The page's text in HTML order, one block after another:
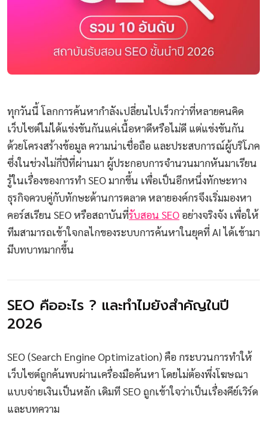
ทุกวันนี้ โลกการค้นหากำลังเปลี่ยนไปเร็วกว่าที่หลายคนคิด
เว็บไซต์ไม่ได้แข่งขันกันแค่เนื้อหาดีหรือไม่ดี แต่แข่งขันกัน
ด้วยโครงสร้างข้อมูล ความน่าเชื่อถือ และประสบการณ์ผู้บริโภค
ซึ่งในช่วงไม่กี่ปีที่ผ่านมา ผู้ประกอบการจำนวนมากหันมาเรียน
รู้ในเรื่องของการทำ SEO มากขึ้น เพื่อเป็นอีกหนึ่งทักษะทาง
ธุรกิจควบคู่กับทักษะด้านการตลาด หลายองค์กรจึงเริ่มมองหา
คอร์สเรียน SEO หรือสถาบันที่รับสอน SEOอย่างจริงจัง เพื่อให้
ทีมสามารถเข้าใจกลไกของระบบการค้นหาในยุคที่ AI ได้เข้ามา
มีบทบาทมากขึ้น
SEO คืออะไร ? และทำไมยังสำคัญในปี
2026
SEO (Search Engine Optimization) คือ กระบวนการทำให้
เว็บไซต์ถูกค้นพบผ่านเครื่องมือค้นหา โดยไม่ต้องพึ่งโฆษณา
แบบจ่ายเงินเป็นหลัก เดิมที SEO ถูกเข้าใจว่าเป็นเรื่องคีย์เวิร์ด
และบทความ